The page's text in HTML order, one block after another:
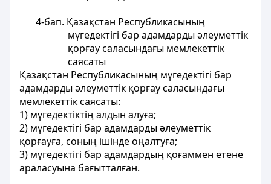
4-бап. Қазақстан Республикасының
мүгедектігі бар адамдарды әлеуметтiк
қорғау саласындағы мемлекеттік
саясаты
Қазақстан Республикасының мүгедектігі бар
адамдарды әлеуметтiк қорғау саласындағы
мемлекеттік саясаты:
1) мүгедектiктiң алдын алуға;
2) мүгедектігі бар адамдарды әлеуметтiк
қорғауға, соның iшiнде оңалтуға;
3) мүгедектігі бар адамдардың қоғаммен етене
араласуына бағытталған.